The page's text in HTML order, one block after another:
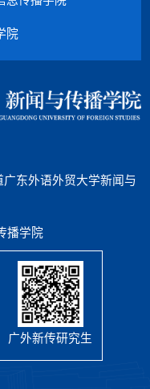
院
东外语外贸大学新闻与
播学院
广外新传研究生